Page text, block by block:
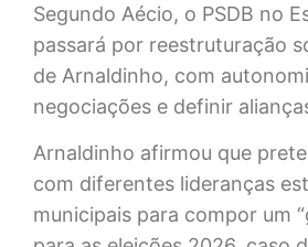
Segundo Aécio, o PSDB no
passará por reestruturação
de Arnaldinho, com
negociações e definir
Arnaldinho afirmou que
com diferentes lideranças
municipais para compor um